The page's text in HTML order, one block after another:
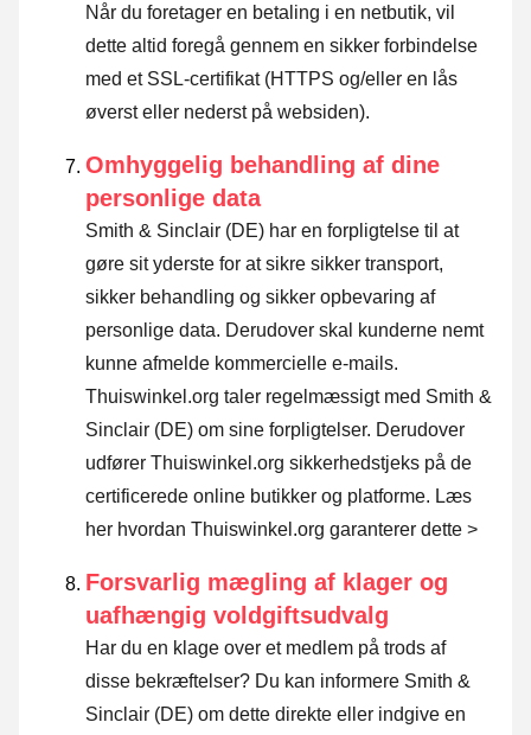
Når du foretager en betaling i en netbutik, vil
dette altid foregå gennem en sikker forbindelse
med et SSL-certifikat (HTTPS og/eller en lås
øverst eller nederst på websiden).
Omhyggelig behandling af dine
personlige data
Smith & Sinclair (DE) har en forpligtelse til at
gøre sit yderste for at sikre sikker transport,
sikker behandling og sikker opbevaring af
personlige data. Derudover skal kunderne nemt
kunne afmelde kommercielle e-mails.
Thuiswinkel.org taler regelmæssigt med Smith &
Sinclair (DE) om sine forpligtelser. Derudover
udfører Thuiswinkel.org sikkerhedstjeks på de
certificerede online butikker og platforme. Læs
her hvordan Thuiswinkel.org garanterer dette >
Forsvarlig mægling af klager og
uafhængig voldgiftsudvalg
Har du en klage over et medlem på trods af
disse bekræftelser? Du kan informere Smith &
Sinclair (DE) om dette direkte eller indgive en